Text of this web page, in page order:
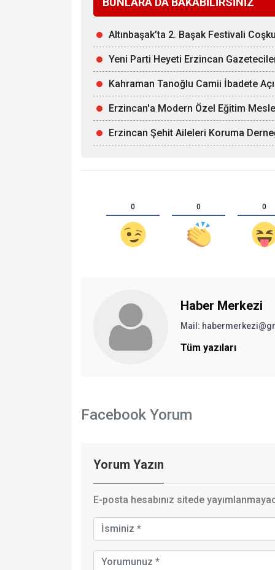
Altınbaşak’ta 2. Başak Festivali
Yeni Parti Heyeti Erzincan
Kahraman Tanoğlu Camii İbadete
Erzincan'a Modern Özel Eğitim
Erzincan Şehit Aileleri Koruma
0 0 0
Haber Merkezi
Mail:
Tüm yazıları
Facebook Yorum
Yorum Yazın
E-posta hesabınız sitede